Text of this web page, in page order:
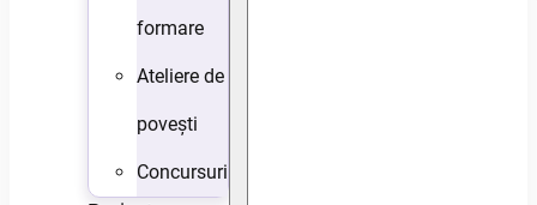
formare
Ateliere de
povești
Concursuri